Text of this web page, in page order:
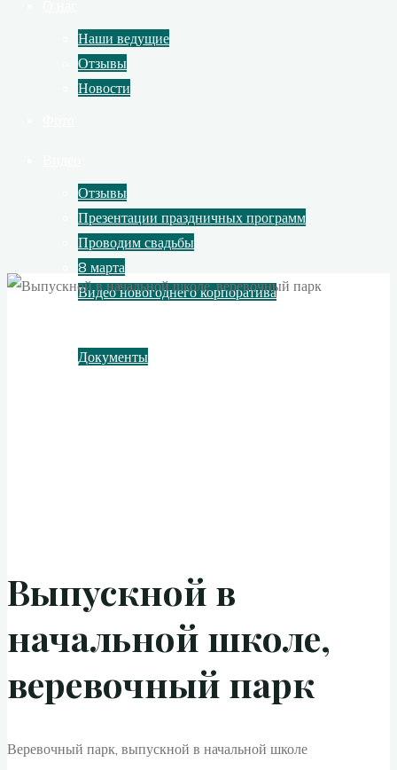
Наши ведущие
Отзывы
Новости
Отзывы
Презентации праздничных программ
Проводим свадьбы
8 марта
Видео новогоднего корпоратива
Документы
Выпускной в
начальной школе,
веревочный парк
Веревочный парк, выпускной в начальной школе